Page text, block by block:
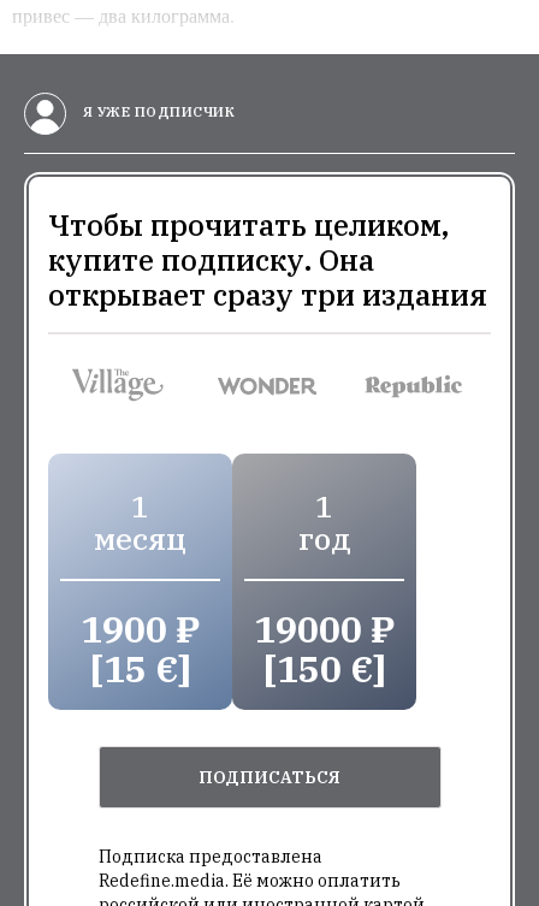
привес — два килограмма.
Я УЖЕ ПОДПИСЧИК
Чтобы прочитать целиком,
купите подписку. Она
открывает сразу три издания
1
месяц
1900 ₽
[15 €]
1
год
19000 ₽
[150 €]
ПОДПИСАТЬСЯ
Подписка предоставлена
Redefine.media. Её можно оплатить